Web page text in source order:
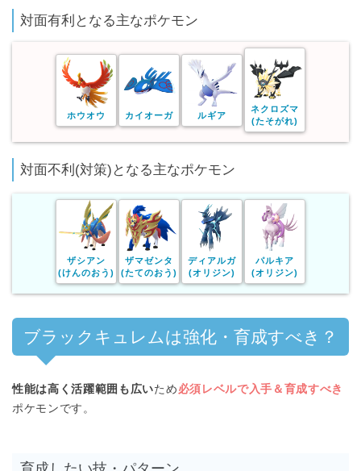
対面有利となる主なポケモン
ホウオウ カイオーガ ルギア
ネクロズマ
(たそがれ)
対面不利(対策)となる主なポケモン
ザシアン
(けんのおう)
ザマゼンタ
(たてのおう)
ディアルガ
(オリジン)
パルキア
(オリジン)
ブラックキュレムは強化・育成すべき？
性能は高く活躍範囲も広いため 必須レベルで入手＆育成すべき
ポケモンです。